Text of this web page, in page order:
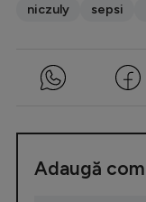
niczuly sepsi
Adaugă